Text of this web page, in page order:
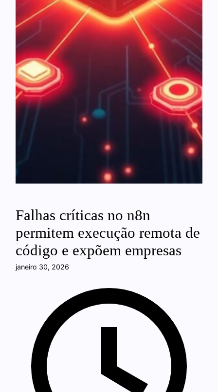
Falhas críticas no n8n
permitem execução remota de
código e expõem empresas
janeiro 30, 2026